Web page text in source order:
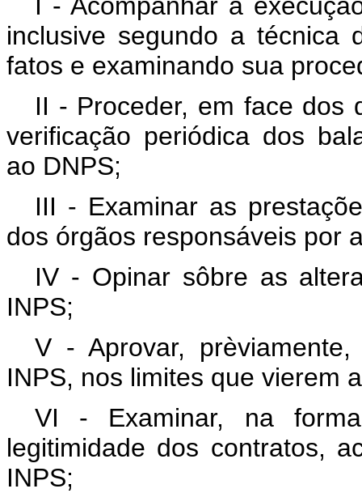
inclusive segundo a técnica
fatos e examinando sua
II - Proceder, em face dos
verificação periódica dos
ao DNPS;
III - Examinar as
dos órgãos responsáveis por
IV - Opinar sôbre as
INPS;
V - Aprovar,
INPS, nos limites que vierem
VI - Examinar, na
legitimidade dos contratos,
INPS;